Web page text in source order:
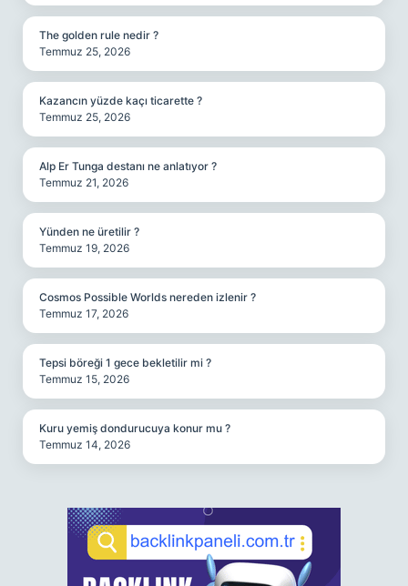
The golden rule nedir ?
Temmuz 25, 2026
Kazancın yüzde kaçı ticarette ?
Temmuz 25, 2026
Alp Er Tunga destanı ne anlatıyor ?
Temmuz 21, 2026
Yünden ne üretilir ?
Temmuz 19, 2026
Cosmos Possible Worlds nereden izlenir ?
Temmuz 17, 2026
Tepsi böreği 1 gece bekletilir mi ?
Temmuz 15, 2026
Kuru yemiş dondurucuya konur mu ?
Temmuz 14, 2026